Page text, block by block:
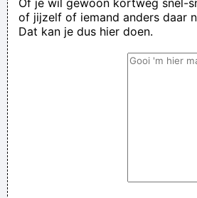
of jijzelf of iemand anders daar
Dat kan je dus hier doen.